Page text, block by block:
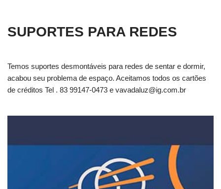
SUPORTES PARA REDES
Temos suportes desmontáveis para redes de sentar e dormir,
acabou seu problema de espaço. Aceitamos todos os cartões
de créditos Tel . 83 99147-0473 e vavadaluz@ig.com.br